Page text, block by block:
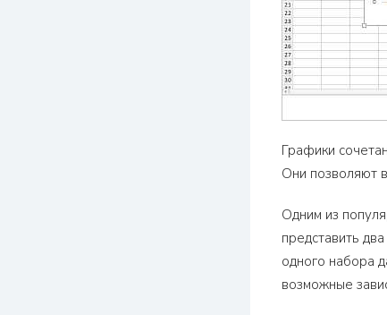
Графики
Они позволяют
Одним из
представить
одного набора
возможные